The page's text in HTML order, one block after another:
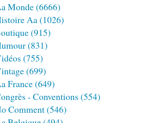
Monde(6666)
Aa(1026)
(915)
(831)
(755)
(699)
France(649)
- Conventions (554)
Comment(546)